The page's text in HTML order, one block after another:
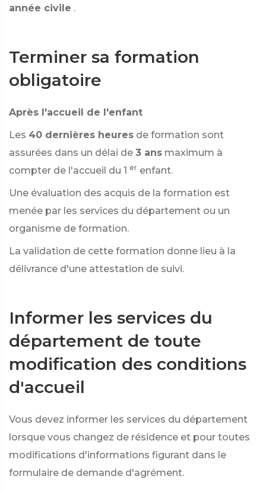
année civile .
Terminer sa formation
obligatoire
Après l'accueil de l'enfant
Les 40 dernières heures de formation sont
assurées dans un délai de 3 ans maximum à
compter de l'accueil du 1 er enfant.
Une évaluation des acquis de la formation est
menée par les services du département ou un
organisme de formation.
La validation de cette formation donne lieu à la
délivrance d'une attestation de suivi.
Informer les services du
département de toute
modification des conditions
d'accueil
Vous devez informer les services du département
lorsque vous changez de résidence et pour toutes
modifications d'informations figurant dans le
formulaire de demande d'agrément.